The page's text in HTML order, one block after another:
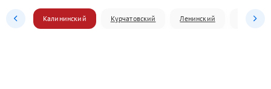
Калининский Курчатовский Ленинский